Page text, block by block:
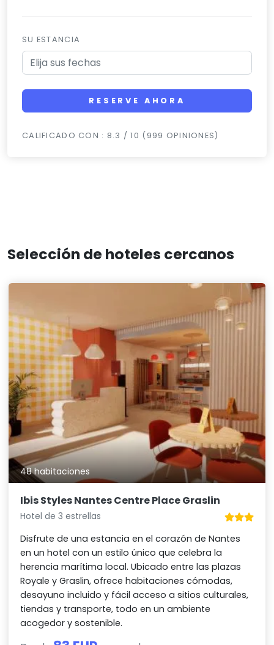
SU ESTANCIA
RESERVE AHORA
CALIFICADO CON : 8.3 / 10 (999 OPINIONES)
Selección de hoteles cercanos
48 habitaciones
Ibis Styles Nantes Centre Place Graslin
Hotel de 3 estrellas
Disfrute de una estancia en el corazón de Nantes
en un hotel con un estilo único que celebra la
herencia marítima local. Ubicado entre las plazas
Royale y Graslin, ofrece habitaciones cómodas,
desayuno incluido y fácil acceso a sitios culturales,
tiendas y transporte, todo en un ambiente
acogedor y sostenible.